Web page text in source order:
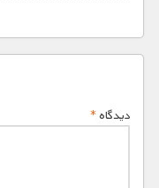
دیدگاه*